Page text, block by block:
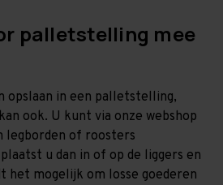
palletstelling mee
opslaan in een palletstelling,
ook. U kunt via onze webshop
legborden of roosters
u dan in of op de liggers en
het mogelijk om losse goederen